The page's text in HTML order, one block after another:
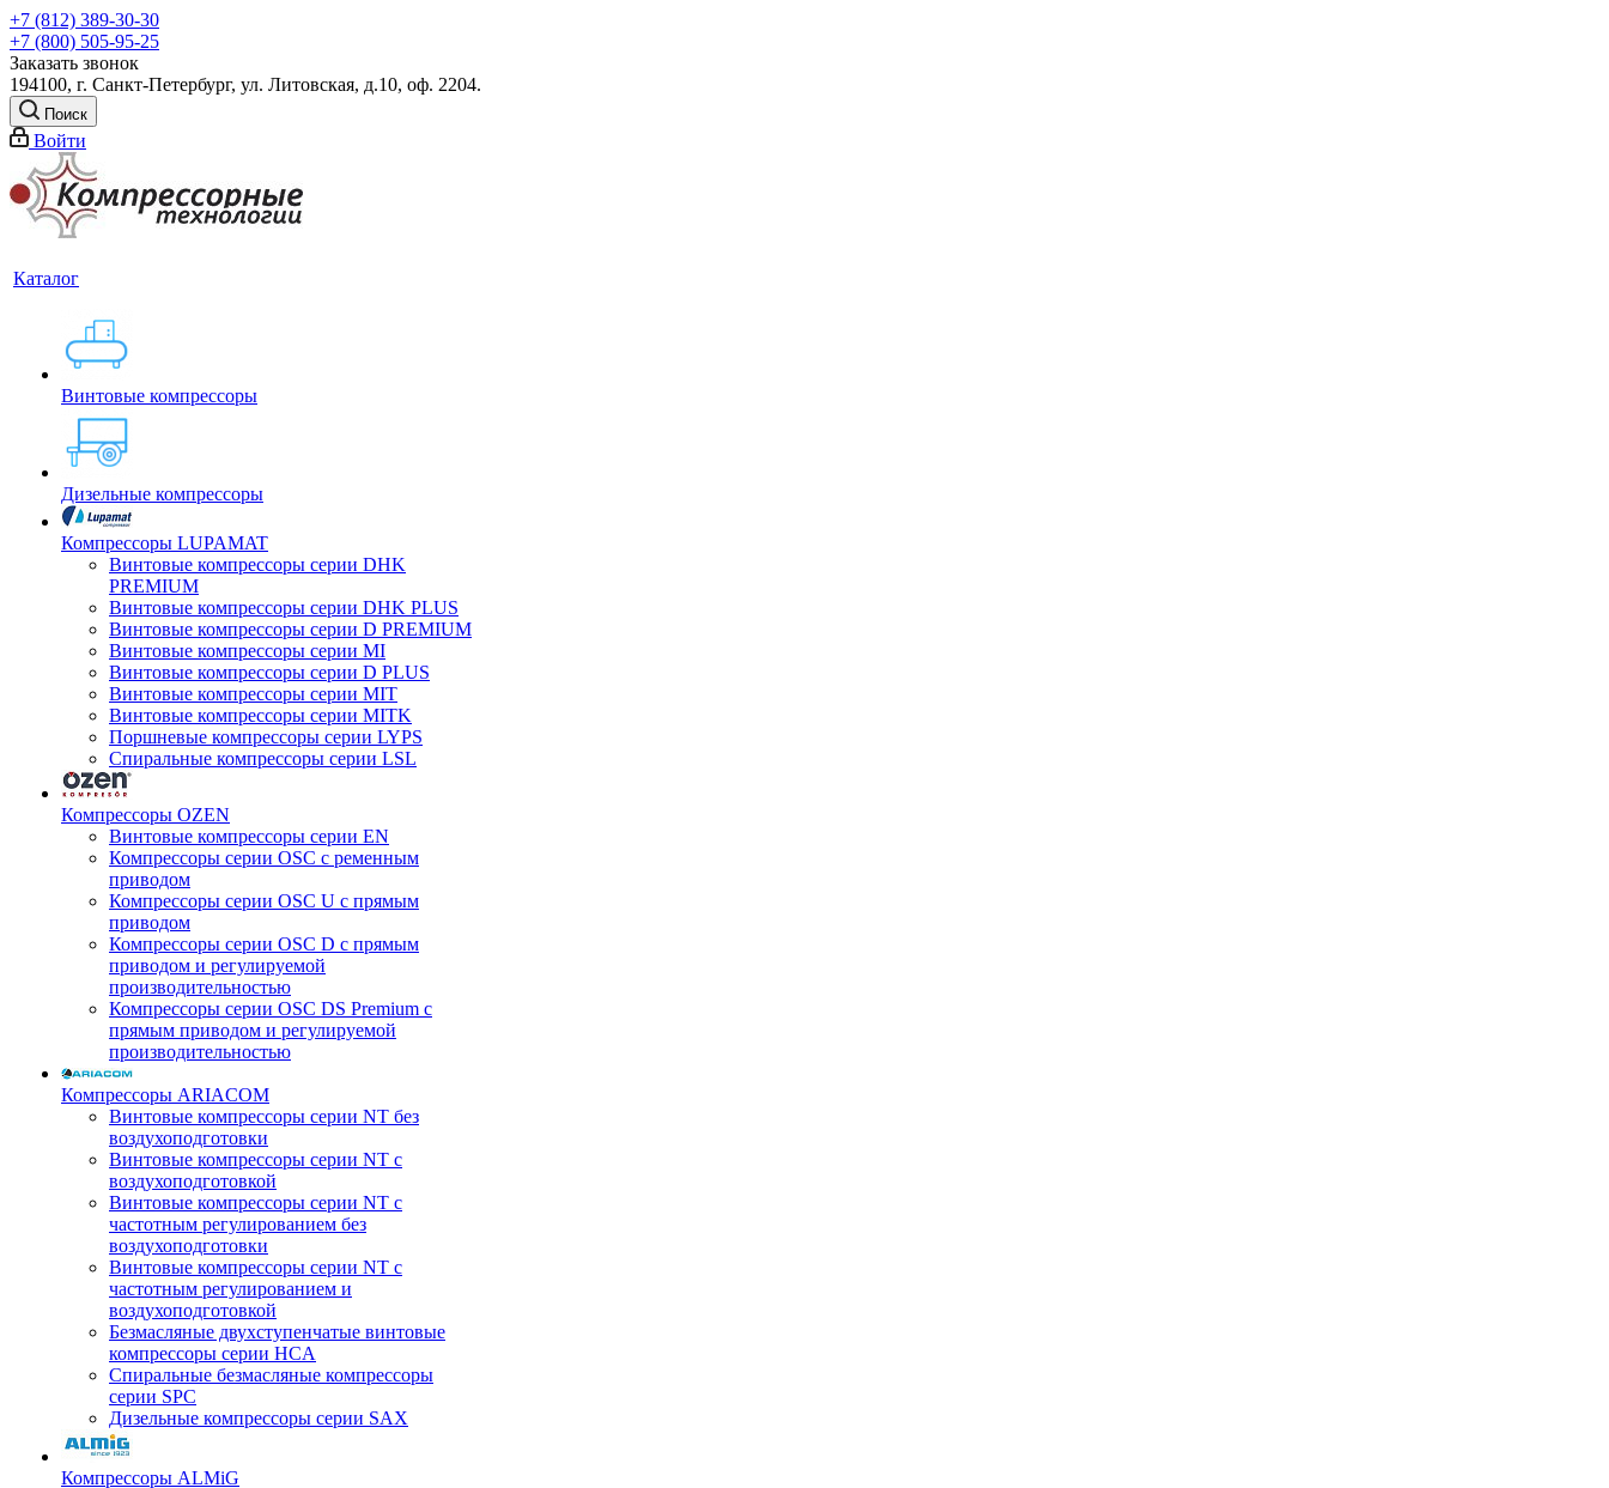
+7 (812) 389-30-30
+7 (800) 505-95-25
Заказать звонок
194100, г. Санкт-Петербург, ул. Литовская, д.10, оф. 2204.
Поиск
Войти
Каталог
Винтовые компрессоры
Дизельные компрессоры
Компрессоры LUPAMAT
Винтовые компрессоры серии DHK
PREMIUM
Винтовые компрессоры серии DHK PLUS
Винтовые компрессоры серии D PREMIUM
Винтовые компрессоры серии MI
Винтовые компрессоры серии D PLUS
Винтовые компрессоры серии MIT
Винтовые компрессоры серии MITK
Поршневые компрессоры серии LYPS
Спиральные компрессоры серии LSL
Компрессоры OZEN
Винтовые компрессоры серии EN
Компрессоры серии OSC с ременным
приводом
Компрессоры серии OSC U с прямым
приводом
Компрессоры серии OSC D с прямым
приводом и регулируемой
производительностью
Компрессоры серии OSC DS Premium с
прямым приводом и регулируемой
производительностью
Компрессоры ARIACOM
Винтовые компрессоры серии NT без
воздухоподготовки
Винтовые компрессоры серии NT c
воздухоподготовкой
Винтовые компрессоры серии NT с
частотным регулированием без
воздухоподготовки
Винтовые компрессоры серии NT с
частотным регулированием и
воздухоподготовкой
Безмасляные двухступенчатые винтовые
компрессоры серии HCA
Спиральные безмасляные компрессоры
серии SPC
Дизельные компрессоры серии SAX
Компрессоры ALMiG